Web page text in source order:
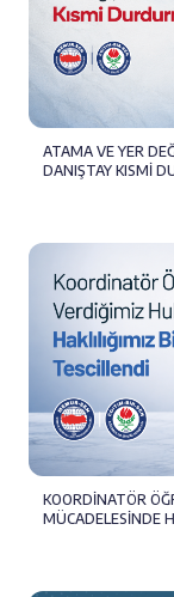
ATAMA VE YER
DANIŞTAY KISMİ
KOORDİNATÖR
MÜCADELESİNDE